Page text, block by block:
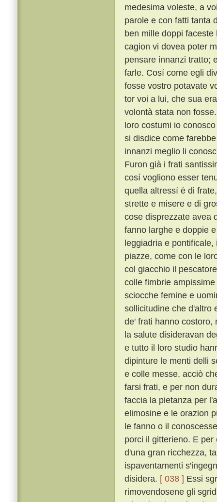
medesima voleste, a
parole e con fatti tanta
ben mille doppi
cagion vi dovea poter
pensare innanzi tratto;
farle. Cosí come egli
fosse vostro potavate
tor voi a lui, che sua
volontà stata non
loro costumi io
si disdice come
innanzi meglio li
Furon già i frati
cosí vogliono esser
quella altressí è di
strette e misere e di
cose disprezzate avea
fanno larghe e doppie
leggiadria e
piazze, come con le
col giacchio il
colle fimbrie
sciocche femine e
sollicitudine che d'altro
de' frati hanno
la salute disideravan
e tutto il loro studio
dipinture le menti delli
e colle messe, acciò
farsi frati, e per non
faccia la pietanza per
elimosine e le orazion
le fanno o il
porci il gitterieno. E
d'una gran ricchezza,
ispaventamenti
disidera. [ 038 ] Essi
rimovendosene gli